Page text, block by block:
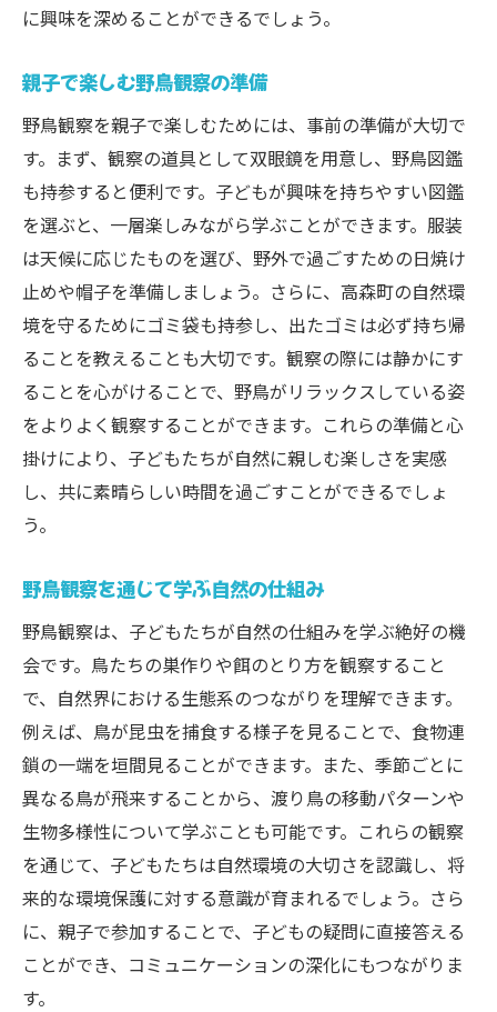
野鳥観察を通じた親子の共同作業
週末の家族時間を自然の中で過ごす
自然の中で得られる親子の新しい発見
都会の喧騒を忘れて子どもと野鳥観察岐阜市高
森町の魅力
高森町の静けさを楽しむためのヒント
自然豊かな環境でのリフレッシュ方法
都会では味わえない野鳥観察の魅力
親子で感じる自然の神秘
心を癒す野鳥のさえずり
自然の中で過ごす意義と価値
子どもが初めてでも安心岐阜市高森町の野鳥観
察初心者ガイド
野鳥観察を始める時の心構え
親子で学ぶ野鳥観察の基礎
観察を楽しむための安全対策
岐阜市高森町で子どもと共に野鳥観察自然体験
で豊かな心を育む
自然体験が子どもに与える影響
野鳥観察を通じた情操教育
親子で自然体験を共有する意味
体験を通じて感じる自然の大切さ
自然を学ぶ機会を提供する工夫
に興味を深めることができるでしょう。
親子で楽しむ野鳥観察の準備
野鳥観察を親子で楽しむためには、事前の準備が大切で
す。まず、観察の道具として双眼鏡を用意し、野鳥図鑑
も持参すると便利です。子どもが興味を持ちやすい図鑑
を選ぶと、一層楽しみながら学ぶことができます。服装
は天候に応じたものを選び、野外で過ごすための日焼け
止めや帽子を準備しましょう。さらに、高森町の自然環
境を守るためにゴミ袋も持参し、出たゴミは必ず持ち帰
ることを教えることも大切です。観察の際には静かにす
ることを心がけることで、野鳥がリラックスしている姿
をよりよく観察することができます。これらの準備と心
掛けにより、子どもたちが自然に親しむ楽しさを実感
し、共に素晴らしい時間を過ごすことができるでしょ
う。
野鳥観察を通じて学ぶ自然の仕組み
野鳥観察は、子どもたちが自然の仕組みを学ぶ絶好の機
会です。鳥たちの巣作りや餌のとり方を観察すること
で、自然界における生態系のつながりを理解できます。
例えば、鳥が昆虫を捕食する様子を見ることで、食物連
鎖の一端を垣間見ることができます。また、季節ごとに
異なる鳥が飛来することから、渡り鳥の移動パターンや
生物多様性について学ぶことも可能です。これらの観察
を通じて、子どもたちは自然環境の大切さを認識し、将
来的な環境保護に対する意識が育まれるでしょう。さら
に、親子で参加することで、子どもの疑問に直接答える
ことができ、コミュニケーションの深化にもつながりま
す。